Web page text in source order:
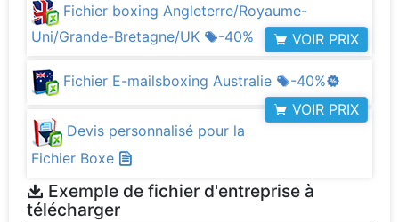
Fichier boxing Angleterre/Royaume-
Uni/Grande-Bretagne/UK
-40% VOIR PRIX
Fichier E-mailsboxing Australie
-40%
VOIR PRIX
Devis personnalisé pour la
Fichier Boxe
Exemple de fichier d'entreprise à
télécharger